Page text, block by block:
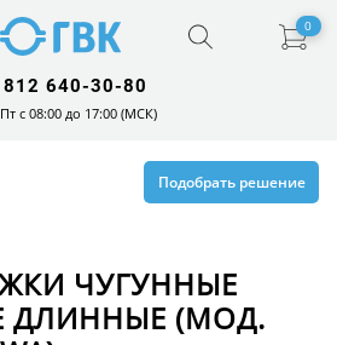
0
812 640-30-80
с 08:00 до 17:00 (МСК)
Подобрать решение
ЧУГУННЫЕ
ДЛИННЫЕ (МОД.